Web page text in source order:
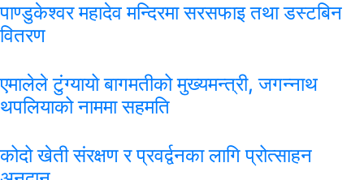
पाण्डुकेश्वर महादेव मन्दिरमा सरसफाइ तथा डस्टबिन
वितरण
एमालेले टुंग्यायो बागमतीको मुख्यमन्त्री, जगन्नाथ
थपलियाको नाममा सहमति
कोदो खेती संरक्षण र प्रवर्द्वनका लागि प्रोत्साहन